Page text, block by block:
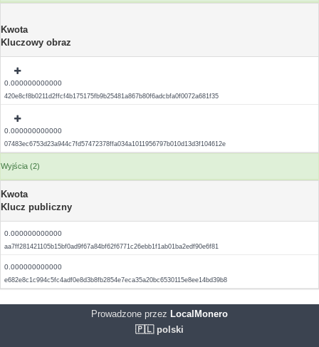
Kwota
Kluczowy obraz
0.000000000000
420e8cf8b0211d2ffcf4b175175fb9b25481a867b80f6adcbfa0f0072a681f35
0.000000000000
07483ec6753d23a944c7fd57472378ffa034a1011956797b010d13d3f104612e
Wyjścia (2)
Kwota
Klucz publiczny
0.000000000000
aa7ff281421105b15bf0ad9f67a84bf62f6771c26ebb1f1ab01ba2edf90e6f81
0.000000000000
e682e8c1c994c5fc4adf0e8d3b8fb2854e7eca35a20bc6530115e8ee14bd39b8
Prowadzone przez LocalMonero
🇵🇱 polski